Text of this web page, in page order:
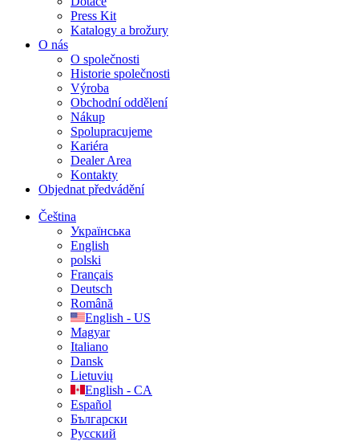
Press Kit
Katalogy a brožury
O nás
O společnosti
Historie společnosti
Výroba
Obchodní oddělení
Nákup
Spolupracujeme
Kariéra
Dealer Area
Kontakty
Objednat předvádění
Čeština
Українська
English
polski
Français
Deutsch
Română
English - US
Magyar
Italiano
Dansk
Lietuvių
English - CA
Español
Български
Русский